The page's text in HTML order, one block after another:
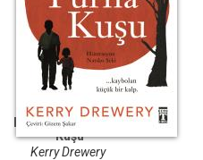
Kağıttan Son Turna
Kuşu
Kerry Drewery